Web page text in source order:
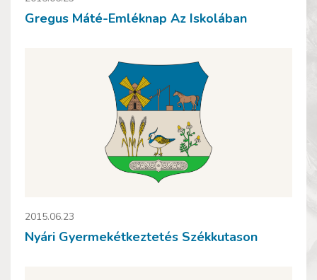
Gregus Máté-Emléknap Az Iskolában
2015.06.23
Nyári Gyermekétkeztetés Székkutason